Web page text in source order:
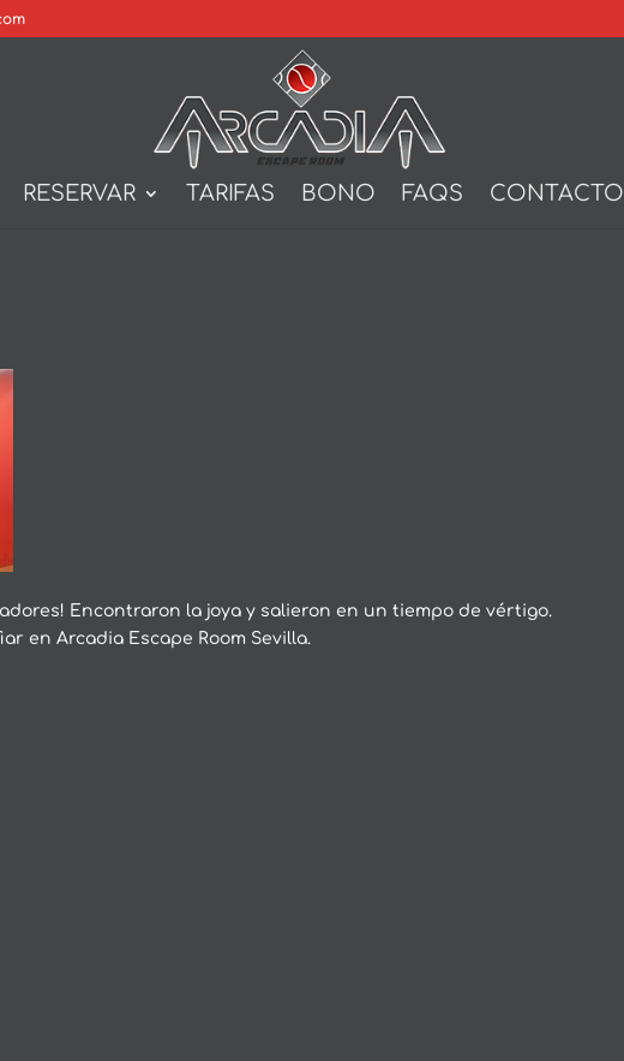
RESERVAR TARIFAS BONO FAQS CONTACTO
Encontraron la joya y salieron en un tiempo de vértigo.
en Arcadia Escape Room Sevilla.